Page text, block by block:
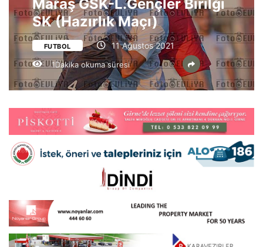
Maraş GSK-L.Gençler Birilği
SK (Hazırlık Maçı)
FUTBOL 11 Ağustos 2021
1Dakika okuma süresi